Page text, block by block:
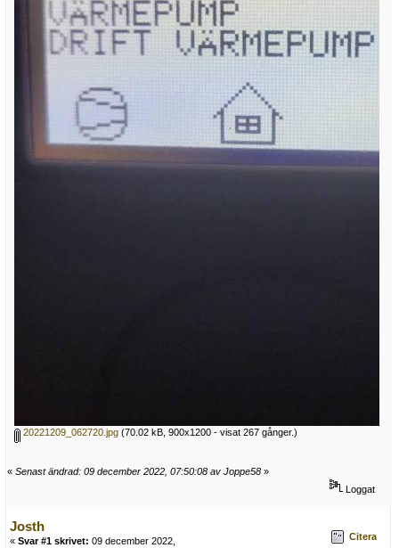
20221209_062720.jpg (70.02 kB, 900x1200 - visat 267 gånger.)
« Senast ändrad: 09 december 2022, 07:50:08 av Joppe58 »
Loggat
Josth
« Svar #1 skrivet: 09 december 2022,
Citera